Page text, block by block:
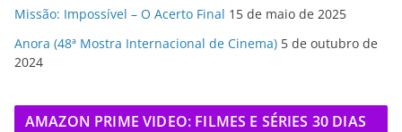
Missão: Impossível – O Acerto Final 15 de maio de 2025
Anora (48ª Mostra Internacional de Cinema) 5 de outubro de
2024
AMAZON PRIME VIDEO: FILMES E SÉRIES 30 DIAS